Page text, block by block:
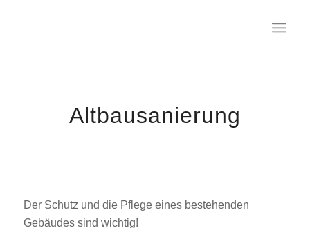
Altbausanierung
Der Schutz und die Pflege eines bestehenden
Gebäudes sind wichtig!